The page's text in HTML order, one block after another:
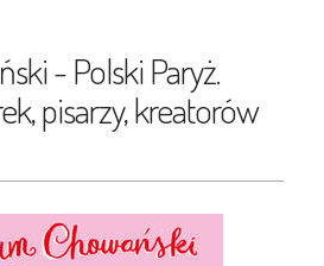
- Polski Paryż.
pisarzy, kreatorów